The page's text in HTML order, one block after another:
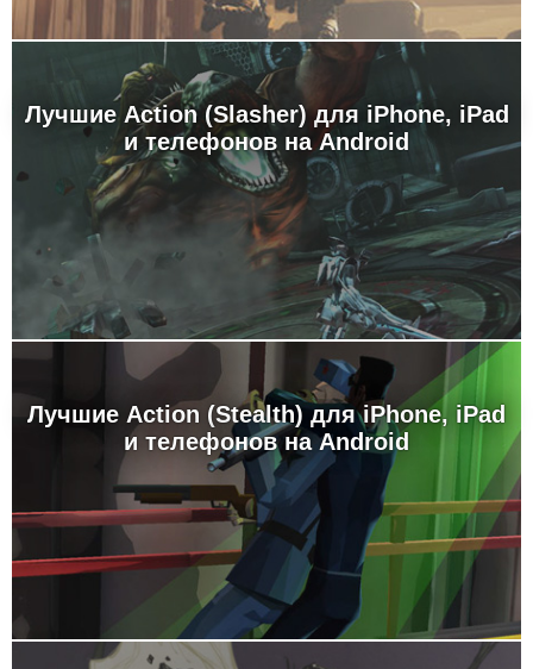
Лучшие Action (Slasher) для iPhone, iPad
и телефонов на Android
Лучшие Action (Stealth) для iPhone, iPad
и телефонов на Android